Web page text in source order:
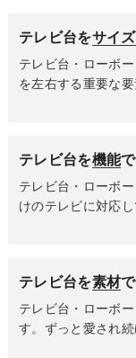
シンプルなデザイ
ビングで役割を果
は異なります。脚
いているかのよう
お掃除できるので
適です。台座タイ
据えられたような
ています。床面に
め、とにかく収納
テレビ台をサイズ
テレビ台・ローボ
を左右する重要な
バランス。テレビ
や寝室など、限ら
パクトなサイズか
裕を作ってお気に
を楽しめるワイド
です。圧迫感がな
座ってゆったりと
（壁面タイプ）は
デザインが魅力。
テレビ台を機能
テレビ台・ローボ
けのテレビに対応
を変えられる可動
テレビ台を素材
テレビ台・ローボ
す。ずっと愛され
ルナット材。世界